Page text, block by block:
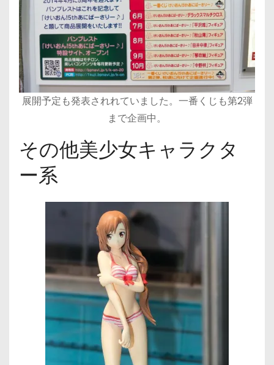
展開予定も発表されれていました。一番くじも第2弾
まで企画中。
その他美少女キャラクタ
ー系